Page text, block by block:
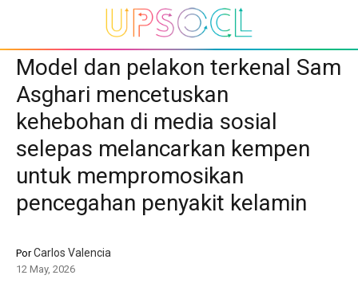
Model dan pelakon terkenal Sam
Asghari mencetuskan
kehebohan di media sosial
selepas melancarkan kempen
untuk mempromosikan
pencegahan penyakit kelamin
PorCarlos Valencia
12 May, 2026